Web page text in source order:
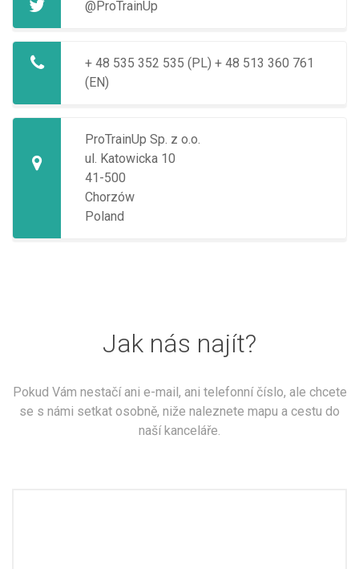
@ProTrainUp
+ 48 535 352 535 (PL) + 48 513 360 761
(EN)
ProTrainUp Sp. z o.o.
ul. Katowicka 10
41-500
Chorzów
Poland
Jak nás najít?
Pokud Vám nestačí ani e-mail, ani telefonní číslo, ale chcete
se s námi setkat osobně, niže naleznete mapu a cestu do
naší kanceláře.